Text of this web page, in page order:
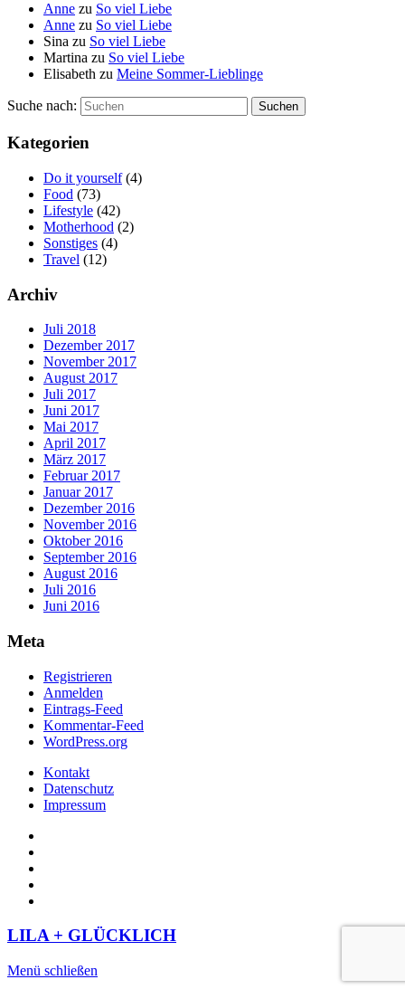
Anne zu So viel Liebe
Anne zu So viel Liebe
Sina zu So viel Liebe
Martina zu So viel Liebe
Elisabeth zu Meine Sommer-Lieblinge
Suche nach: Suchen
Kategorien
Do it yourself (4)
Food (73)
Lifestyle (42)
Motherhood (2)
Sonstiges (4)
Travel (12)
Archiv
Juli 2018
Dezember 2017
November 2017
August 2017
Juli 2017
Juni 2017
Mai 2017
April 2017
März 2017
Februar 2017
Januar 2017
Dezember 2016
November 2016
Oktober 2016
September 2016
August 2016
Juli 2016
Juni 2016
Meta
Registrieren
Anmelden
Eintrags-Feed
Kommentar-Feed
WordPress.org
Kontakt
Datenschutz
Impressum
LILA + GLÜCKLICH
Menü schließen